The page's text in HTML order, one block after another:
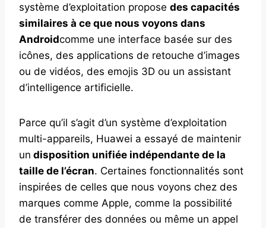
système d’exploitation propose des capacités
similaires à ce que nous voyons dans
Androidcomme une interface basée sur des
icônes, des applications de retouche d’images
ou de vidéos, des emojis 3D ou un assistant
d’intelligence artificielle.
Parce qu’il s’agit d’un système d’exploitation
multi-appareils, Huawei a essayé de maintenir
un disposition unifiée indépendante de la
taille de l’écran. Certaines fonctionnalités sont
inspirées de celles que nous voyons chez des
marques comme Apple, comme la possibilité
de transférer des données ou même un appel